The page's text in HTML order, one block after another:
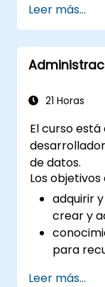
DAL.
Cuáles
RDBMS
se
Leer más...
21 Horas
El curso
de datos.
Los
adquirir
crear y
para
de datos
Leer más...